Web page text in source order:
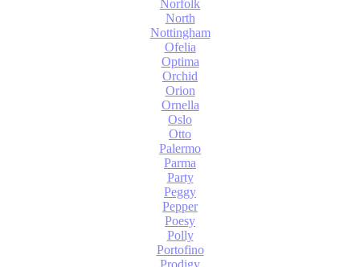
Norfolk
North
Nottingham
Ofelia
Optima
Orchid
Orion
Ornella
Oslo
Otto
Palermo
Parma
Party
Peggy
Pepper
Poesy
Polly
Portofino
Prodigy